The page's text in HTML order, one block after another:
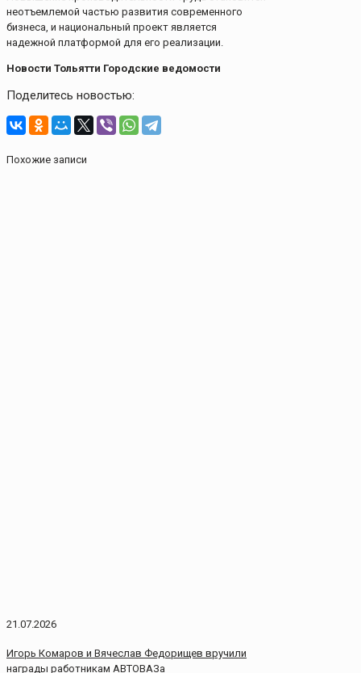
неотъемлемой частью развития современного
бизнеса, и национальный проект является
надежной платформой для его реализации.
Новости Тольятти Городские ведомости
Поделитесь новостью:
Похожие записи
21.07.2026
Игорь Комаров и Вячеслав Федорищев вручили
награды работникам АВТОВАЗа